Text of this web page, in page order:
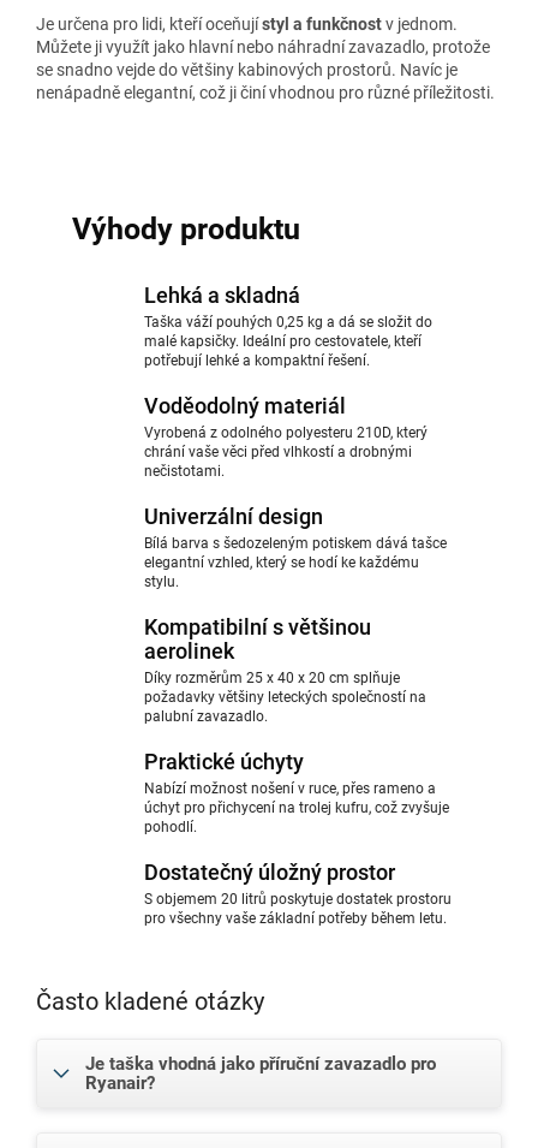
Je určena pro lidi, kteří oceňujístyl a funkčnostv jednom.
Můžete ji využít jako hlavní nebo náhradní zavazadlo, protože
se snadno vejde do většiny kabinových prostorů. Navíc je
nenápadně elegantní, což ji činí vhodnou pro různé příležitosti.
Výhody produktu
Lehká a skladná
Taška váží pouhých 0,25 kg a dá se složit do
malé kapsičky. Ideální pro cestovatele, kteří
potřebují lehké a kompaktní řešení.
Voděodolný materiál
Vyrobená z odolného polyesteru 210D, který
chrání vaše věci před vlhkostí a drobnými
nečistotami.
Univerzální design
Bílá barva s šedozeleným potiskem dává tašce
elegantní vzhled, který se hodí ke každému
stylu.
Kompatibilní s většinou
aerolinek
Díky rozměrům 25 x 40 x 20 cm splňuje
požadavky většiny leteckých společností na
palubní zavazadlo.
Praktické úchyty
Nabízí možnost nošení v ruce, přes rameno a
úchyt pro přichycení na trolej kufru, což zvyšuje
pohodlí.
Dostatečný úložný prostor
S objemem 20 litrů poskytuje dostatek prostoru
pro všechny vaše základní potřeby během letu.
Často kladené otázky
Je taška vhodná jako příruční zavazadlo pro
Ryanair?